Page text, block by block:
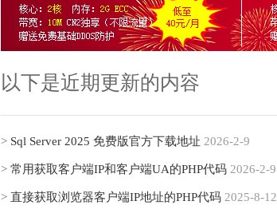
以下是近期更新的内容
> Sql Server 2025 免费版官方下载地址 2026-2-9
> 常用获取客户端IP和客户端UA的PHP代码 2026-2-9
> 直接获取浏览器客户端IP地址的PHP代码 2025-8-12